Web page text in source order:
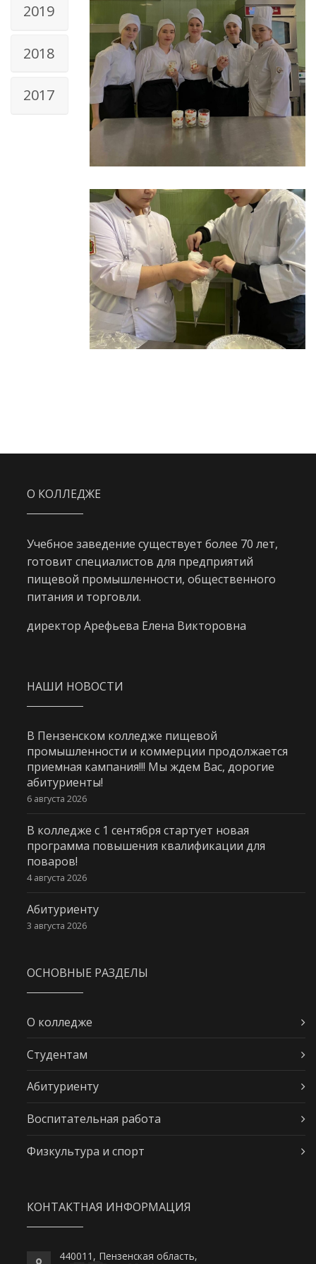
2019
2018
2017
О КОЛЛЕДЖЕ
Учебное заведение существует более 70 лет,
готовит специалистов для предприятий
пищевой промышленности, общественного
питания и торговли.
директор Арефьева Елена Викторовна
НАШИ НОВОСТИ
В Пензенском колледже пищевой
промышленности и коммерции продолжается
приемная кампания!!! Мы ждем Вас, дорогие
абитуриенты!
6 августа 2026
В колледже с 1 сентября стартует новая
программа повышения квалификации для
поваров!
4 августа 2026
Абитуриенту
3 августа 2026
ОСНОВНЫЕ РАЗДЕЛЫ
О колледже
Студентам
Абитуриенту
Воспитательная работа
Физкультура и спорт
КОНТАКТНАЯ ИНФОРМАЦИЯ
440011, Пензенская область,